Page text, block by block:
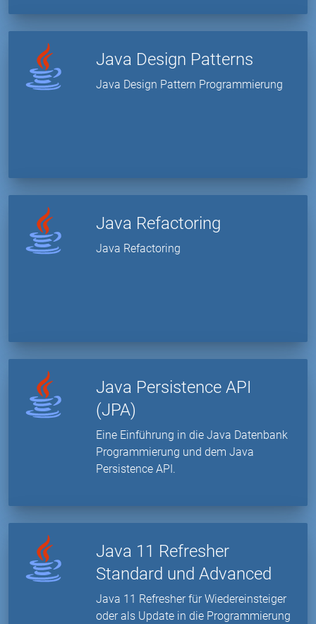
Java Design Patterns
Java Design Pattern Programmierung
Java Refactoring
Java Refactoring
Java Persistence API
(JPA)
Eine Einführung in die Java Datenbank
Programmierung und dem Java
Persistence API.
Java 11 Refresher
Standard und Advanced
Java 11 Refresher für Wiedereinsteiger
oder als Update in die Programmierung